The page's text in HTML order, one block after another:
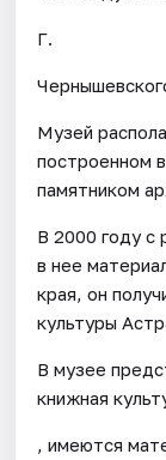
Г.
Музей
построенном
памятником
В 2000 году с
в нее
края, он
культуры
В музее
книжная
, имеются